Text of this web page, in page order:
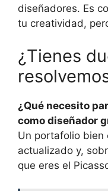
diseñadores. Es
tu creatividad,
¿Tienes
¿Qué necesito
como diseñador
Un portafolio bien
actualizado y,
que eres el